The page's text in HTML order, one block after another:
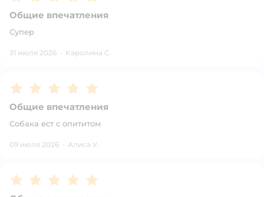
Общие впечатления
Супер
31 июля 2026 · Каролина С.
Рейтинг:5
Общие впечатления
Собака ест с опититом
09 июля 2026 · Алиса У.
Рейтинг:5